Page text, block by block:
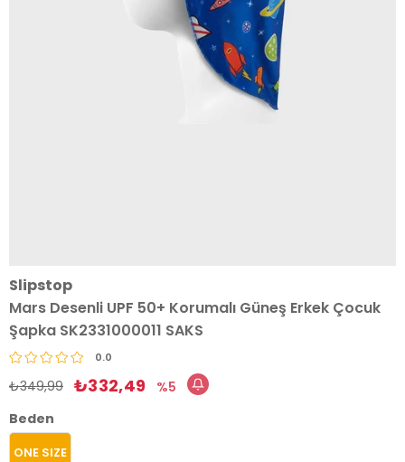
Slipstop
Mars Desenli UPF 50+ Korumalı Güneş Erkek Çocuk
Şapka SK2331000011 SAKS
0.0
₺349,99 ₺332,49
5
Beden
ONE SIZE